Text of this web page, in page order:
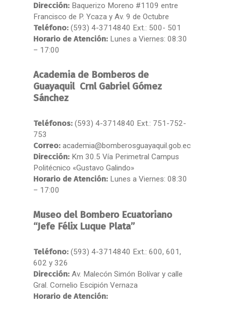
Dirección: Baquerizo Moreno #1109 entre
Francisco de P. Ycaza y Av. 9 de Octubre
Teléfono: (593) 4-3714840 Ext.: 500- 501
Horario de Atención: Lunes a Viernes: 08:30
– 17:00
Academia de Bomberos de
Guayaquil Crnl Gabriel Gómez
Sánchez
Teléfonos: (593) 4-3714840 Ext.: 751-752-
753
Correo: academia@bomberosguayaquil.gob.ec
Dirección: Km 30.5 Vía Perimetral Campus
Politécnico «Gustavo Galindo»
Horario de Atención: Lunes a Viernes: 08:30
– 17:00
Museo del Bombero Ecuatoriano
“Jefe Félix Luque Plata”
Teléfono: (593) 4-3714840 Ext.: 600, 601,
602 y 326
Dirección: Av. Malecón Simón Bolívar y calle
Gral. Cornelio Escipión Vernaza
Horario de Atención: